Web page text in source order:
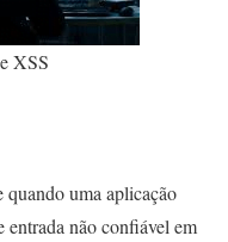
XSS
uma aplicação
entrada não confiável em